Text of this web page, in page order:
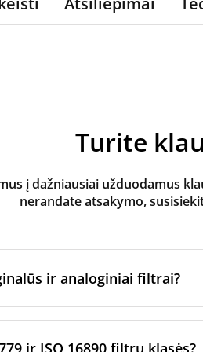
Turite
į dažniausiai užduodamus
nerandate atsakymo,
ir analoginiai filtrai?
per sertifikuotus gamybos
ir ISO 16890 filtrų klasės?